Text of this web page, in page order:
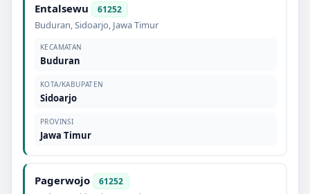
Entalsewu 61252
Buduran,Sidoarjo, Jawa Timur
KECAMATAN
Buduran
KOTA/KABUPATEN
Sidoarjo
PROVINSI
Jawa Timur
Pagerwojo 61252